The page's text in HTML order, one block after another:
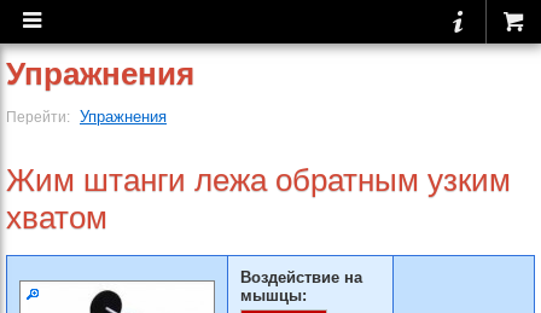
Упражнения
Перейти: Упражнения
Жим штанги лежа обратным узким
хватом
Воздействие на
мышцы: